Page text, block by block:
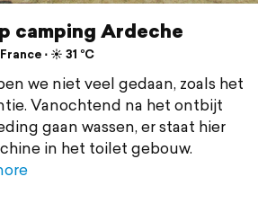
camping Ardeche
⋅ ☀️ 31 °C
we niet veel gedaan, zoals het
Vanochtend na het ontbijt
gaan wassen, er staat hier
in het toilet gebouw.